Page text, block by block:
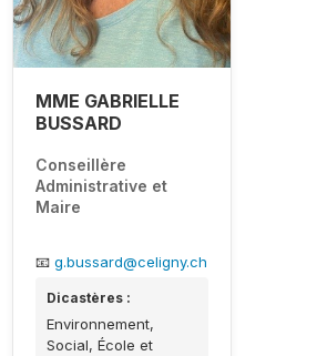
MME GABRIELLE
BUSSARD
Conseillère
Administrative et
Maire
📧g.bussard@celigny.ch
Dicastères :
Environnement,
Social, École et